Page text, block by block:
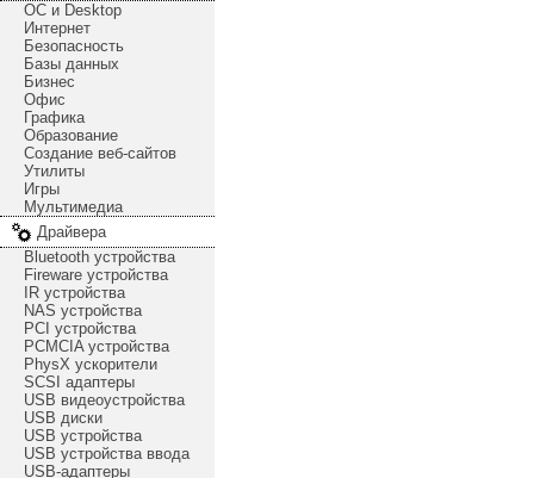
ОС и Desktop
Интернет
Безопасность
Базы данных
Бизнес
Офис
Графика
Образование
Создание веб-сайтов
Утилиты
Игры
Мультимедиа
Драйвера
Bluetooth устройства
Fireware устройства
IR устройства
NAS устройства
PCI устройства
PCMCIA устройства
PhysX ускорители
SCSI адаптеры
USB видеоустройства
USB диски
USB устройства
USB устройства ввода
USB-адаптеры